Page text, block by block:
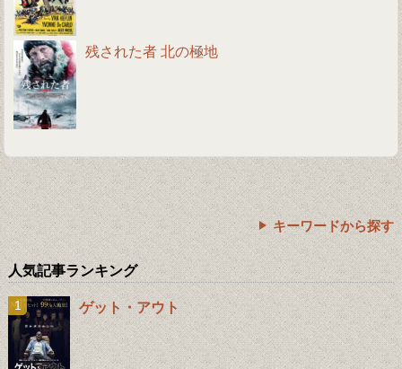
残された者 北の極地
キーワードから探す
人気記事ランキング
ゲット・アウト